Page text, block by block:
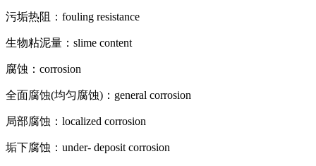
污垢热阻：fouling resistance
生物粘泥量：slime content
腐蚀：corrosion
全面腐蚀(均匀腐蚀)：general corrosion
局部腐蚀：localized corrosion
垢下腐蚀：under- deposit corrosion